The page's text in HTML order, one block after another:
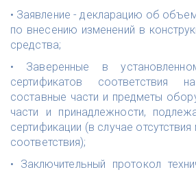
• Заявление - декларацию об
по внесению изменений в
средства;
• Заверенные в
сертификатов соответствия
составные части и предметы
части и принадлежности,
сертификации (в случае
соответствия);
• Заключительный протокол